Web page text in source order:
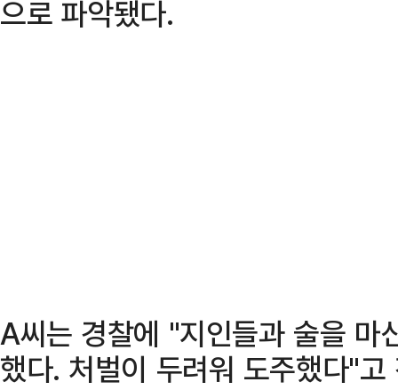
으로 파악됐다.
A씨는 경찰에 "지인들과 술을 마
했다. 처벌이 두려워 도주했다"